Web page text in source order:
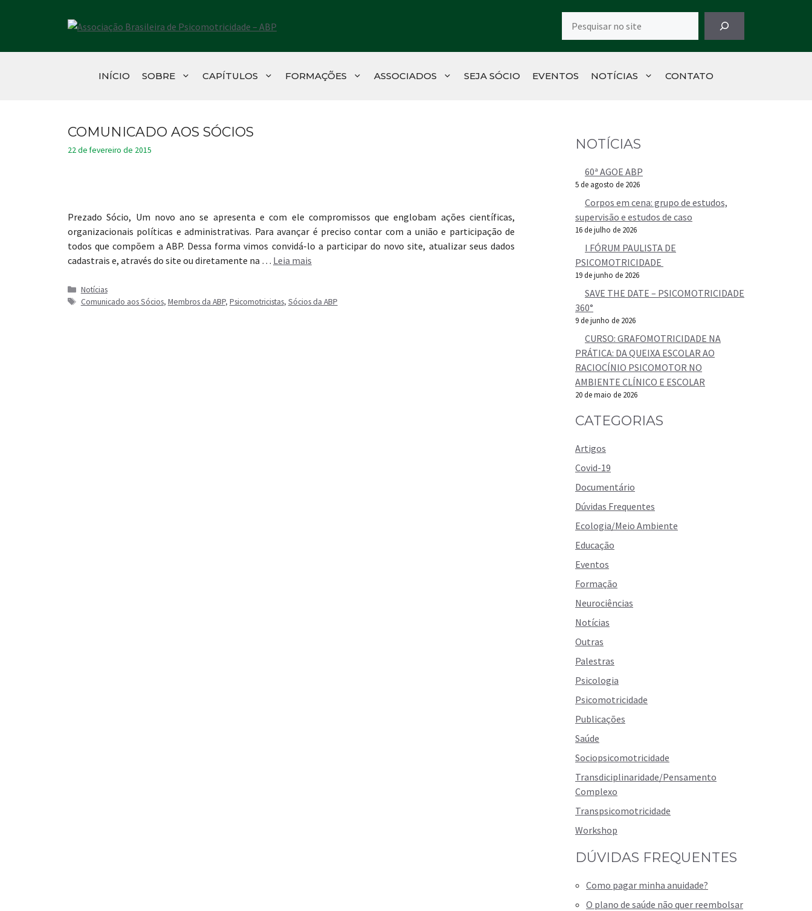
conteúdo
INÍCIO SOBRE CAPÍTULOS FORMAÇÕES ASSOCIADOS SEJA SÓCIO EVENTOS NOTÍCIAS CONTATO
COMUNICADO AOS SÓCIOS
22 de fevereiro de 2015
Prezado Sócio, Um novo ano se apresenta e com ele compromissos que englobam ações científicas,
organizacionais políticas e administrativas. Para avançar é preciso contar com a união e participação de
todos que compõem a ABP. Dessa forma vimos convidá-lo a participar do novo site, atualizar seus dados
cadastrais e, através do site ou diretamente na … Leia mais
Categorias
Notícias
Tags
Comunicado aos Sócios, Membros da ABP, Psicomotricistas, Sócios da ABP
NOTÍCIAS
60ª AGOE ABP
5 de agosto de 2026
Corpos em cena: grupo de estudos,
supervisão e estudos de caso
16 de julho de 2026
I FÓRUM PAULISTA DE
PSICOMOTRICIDADE
19 de junho de 2026
SAVE THE DATE – PSICOMOTRICIDADE
360°
9 de junho de 2026
CURSO: GRAFOMOTRICIDADE NA
PRÁTICA: DA QUEIXA ESCOLAR AO
RACIOCÍNIO PSICOMOTOR NO
AMBIENTE CLÍNICO E ESCOLAR
20 de maio de 2026
CATEGORIAS
Artigos
Covid-19
Documentário
Dúvidas Frequentes
Ecologia/Meio Ambiente
Educação
Eventos
Formação
Neurociências
Notícias
Outras
Palestras
Psicologia
Psicomotricidade
Publicações
Saúde
Sociopsicomotricidade
Transdiciplinaridade/Pensamento
Complexo
Transpsicomotricidade
Workshop
DÚVIDAS FREQUENTES
Como pagar minha anuidade?
O plano de saúde não quer reembolsar